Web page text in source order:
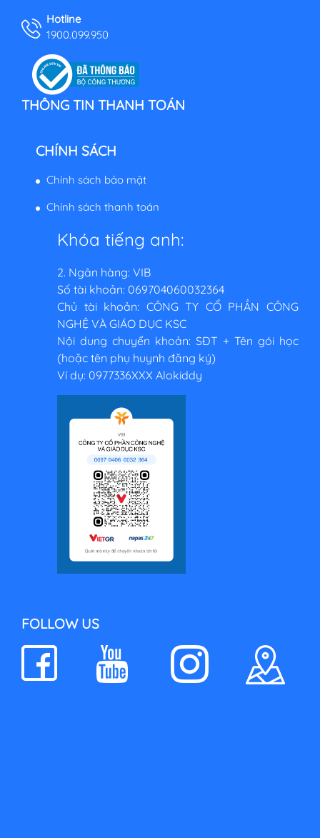
Hotline
1900.099.950
THÔNG TIN THANH TOÁN
CHÍNH SÁCH
Chính sách bảo mật
Chính sách thanh toán
Khóa tiếng anh:
2. Ngân hàng: VIB
Số tài khoản: 069704060032364
Chủ tài khoản: CÔNG TY CỔ PHẦN CÔNG
NGHỆ VÀ GIÁO DỤC KSC
Nội dung chuyển khoản: SĐT + Tên gói học
(hoặc tên phụ huynh đăng ký)
Ví dụ: 0977336XXX Alokiddy
FOLLOW US